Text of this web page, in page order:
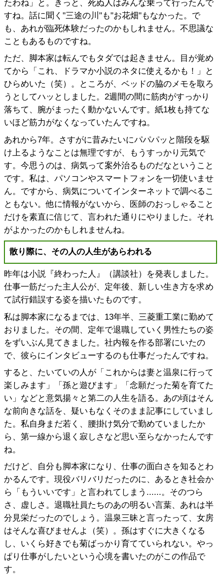
たわね」と。きっと、死ぬ人はみんな乗って行ったんで
すね。話に聞く"三途の川"も"お花畑"もなかった。で
も、あれが臨死体験だったのかもしれません。不思議な
こともあるものですね。
ただ、脚本家は転んでもタダでは起きません。目が覚め
てから「これ、ドラマか小説のネタに使えるかも！」と
ひらめいた（笑）。ところが、ベッドの脇のメモを取ろ
うとしてハッとしました。2週間の間に筋肉がすっかり
落ちて、腕がまったく動かないんです。紙1枚も持てな
いほど筋力がなくなっていたんですね。
あれから7年。さすがに昔みたいにパパパッと階段を駆
け上るようなことは無理ですが、もうすっかり元気で
す。今思うのは、病気って案外治るものだなということ
です。私は、パソコンやスマートフォンを一切使いませ
ん。ですから、病気についてインターネットで調べるこ
ともない。他に情報がないから、医師のおっしゃること
だけを素直に信じて、言われた通りにやりました。それ
がよかったのかもしれませんね。
散り際に、その人の人生があらわれる
昨年は小説『終わった人』（講談社）を発表しました。
仕事一筋だった主人公が、定年後、新しい生き方を求め
て試行錯誤する姿を描いたものです。
私は脚本家になるまでは、13年半、三菱重工業に勤めて
おりました。その間、定年で退職していく男性たちの姿
をずいぶん見てきました。社内報を作る部署にいたの
で、彼らにインタビューするのも仕事だったんですね。
すると、たいていの人が「これからは妻と温泉に行って
楽しみます」「孫と遊びます」「念願だった菊を育てた
い」などと意気揚々と第二の人生を語る。あの頃はそん
な前向きな話を、疑いもなくそのまま記事にしていまし
た。私自身まだ若く、腰掛け気分で勤めていましたか
ら、第一線から退く寂しさなど思い至らなかったんです
ね。
だけど、自分も脚本家になり、仕事の面白さを知るとわ
かるんです。現役バリバリだったのに、あるとき社会か
ら「もういいです」と言われてしまう......。そのつら
さ、虚しさ。退職社員たちのあの明るい言葉、あれは半
分見栄だったのでしょう。温泉三昧と言ったって、女房
はそんな喜びませんよ（笑）。孫はすぐに大きくなる
し、いくら好きでも菊ばっかり育てていられない。やっ
ぱり仕事がしたいという心境を書いたのがこの作品で
す。